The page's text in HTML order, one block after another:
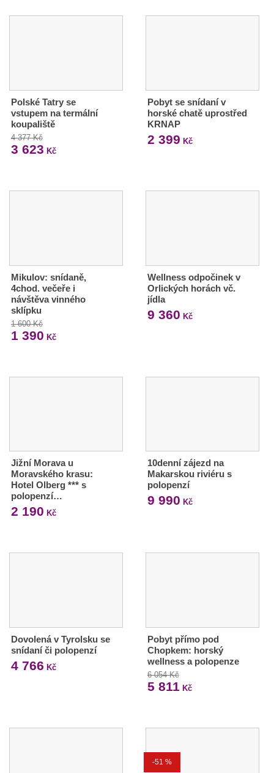
Polské Tatry se
vstupem na termální
koupaliště
4 377 Kč
3 623 Kč
Pobyt se snídaní v
horské chatě uprostřed
KRNAP
2 399 Kč
Mikulov: snídaně,
4chod. večeře i
návštěva vinného
sklípku
1 600 Kč
1 390 Kč
Wellness odpočinek v
Orlických horách vč.
jídla
9 360 Kč
Jižní Morava u
Moravského krasu:
Hotel Olberg *** s
polopenzí…
2 190 Kč
10denní zájezd na
Makarskou riviéru s
polopenzí
9 990 Kč
Dovolená v Tyrolsku se
snídaní či polopenzí
4 766 Kč
Pobyt přímo pod
Chopkem: horský
wellness a polopenze
6 054 Kč
5 811 Kč
-51 %